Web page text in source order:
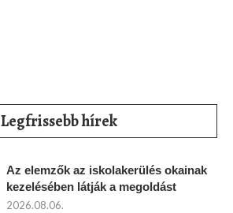
Legfrissebb hírek
Az elemzők az iskolakerülés okainak
kezelésében látják a megoldást
2026.08.06.